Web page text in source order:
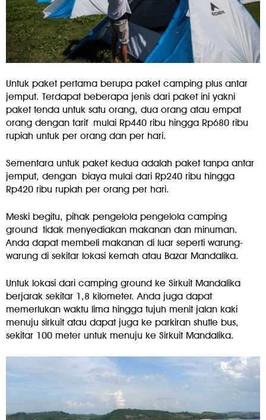
Untuk paket pertama berupa paket camping plus antar
jemput. Terdapat beberapa jenis dari paket ini yakni
paket tenda untuk satu orang, dua orang atau empat
orang dengan tarif mulai Rp440 ribu hingga Rp680 ribu
rupiah untuk per orang dan per hari.
Sementara untuk paket kedua adalah paket tanpa antar
jemput, dengan biaya mulai dari Rp240 ribu hingga
Rp420 ribu rupiah per orang per hari.
Meski begitu, pihak pengelola pengelola camping
ground tidak menyediakan makanan dan minuman.
Anda dapat membeli makanan di luar seperti warung-
warung di sekitar lokasi kemah atau Bazar Mandalika.
Untuk lokasi dari camping ground ke Sirkuit Mandalika
berjarak sekitar 1,8 kilometer. Anda juga dapat
memerlukan waktu lima hingga tujuh menit jalan kaki
menuju sirkuit atau dapat juga ke parkiran shutle bus,
sekitar 100 meter untuk menuju ke Sirkuit Mandalika.